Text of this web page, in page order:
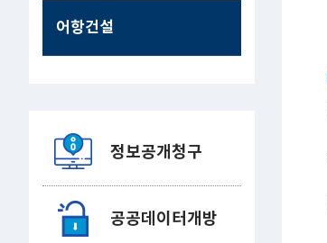
어항건설
정보공개청구
공공데이터개방